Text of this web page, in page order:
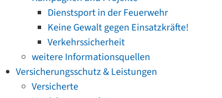
Dienstsport in der Feuerwehr
Keine Gewalt gegen Einsatzkräfte!
Verkehrssicherheit
weitere Informationsquellen
Versicherungsschutz & Leistungen
Versicherte